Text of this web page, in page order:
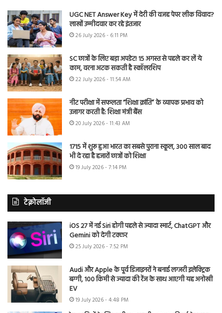
UGC NET Answer Key में देरी की वजह पेपर लीक विवाद?
लाखों उम्मीदवार कर रहे इंतजार
26 July 2026 - 6:11 PM
SC छात्रों के लिए बड़ा अपडेट! 15 अगस्त से पहले कर लें ये
काम, वरना अटक सकती है स्कॉलरशिप
22 July 2026 - 11:54 AM
नीट परीक्षा में सफलता “शिक्षा क्रांति” के व्यापक प्रभाव को
उजागर करती है: शिक्षा मंत्री बैंस
20 July 2026 - 11:43 AM
1715 में शुरू हुआ भारत का सबसे पुराना स्कूल, 300 साल बाद
भी दे रहा है हजारों छात्रों को शिक्षा
19 July 2026 - 7:14 PM
टेक्नोलॉजी
iOS 27 में नई Siri होगी पहले से ज्यादा स्मार्ट, ChatGPT और
Gemini को देगी टक्कर
25 July 2026 - 7:52 PM
Audi और Apple के पूर्व डिजाइनरों ने बनाई लग्जरी इलेक्ट्रिक
बग्गी, 100 किमी से ज्यादा की रेंज के साथ आएगी यह अनोखी
EV
19 July 2026 - 4:48 PM